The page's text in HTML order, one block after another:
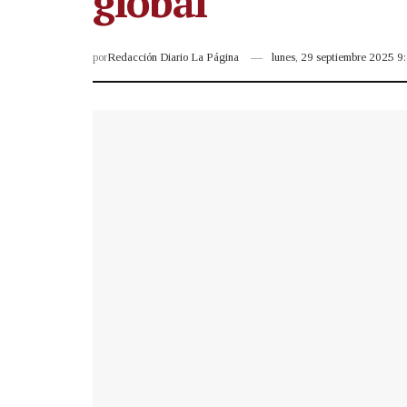
porRedacción Diario La Página lunes, 29 septiembre 2025